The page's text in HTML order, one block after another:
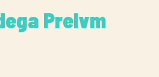
Prelvm